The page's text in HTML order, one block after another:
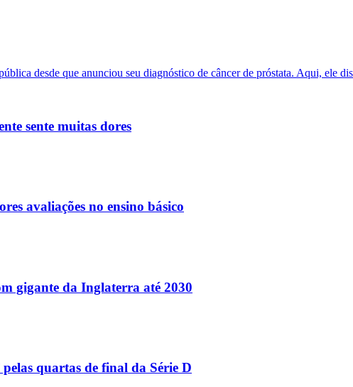
sente muitas dores
avaliações no ensino básico
gigante da Inglaterra até 2030
quartas de final da Série D